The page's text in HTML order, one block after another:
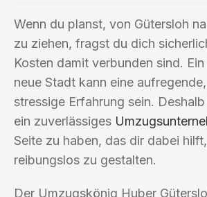
Wenn du planst, von Gütersloh
zu ziehen, fragst du dich
Kosten damit verbunden sind.
neue Stadt kann eine
stressige Erfahrung sein.
ein zuverlässiges
Seite zu haben, das dir dabei
reibungslos zu gestalten.
Der Umzugskönig Huber